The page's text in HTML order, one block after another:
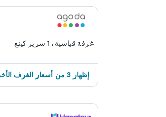
غرفة قياسية، 1 سرير كينغ
إظهار 3 من أسعار الغرف الأخرى